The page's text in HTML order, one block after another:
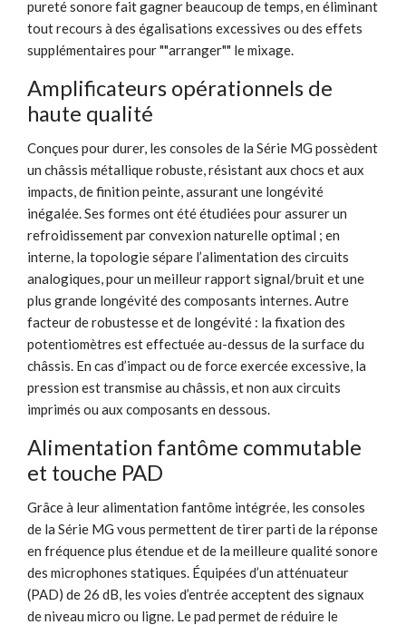
pureté sonore fait gagner beaucoup de temps, en éliminant
tout recours à des égalisations excessives ou des effets
supplémentaires pour ""arranger"" le mixage.
Amplificateurs opérationnels de
haute qualité
Conçues pour durer, les consoles de la Série MG possèdent
un châssis métallique robuste, résistant aux chocs et aux
impacts, de finition peinte, assurant une longévité
inégalée. Ses formes ont été étudiées pour assurer un
refroidissement par convexion naturelle optimal ; en
interne, la topologie sépare l’alimentation des circuits
analogiques, pour un meilleur rapport signal/bruit et une
plus grande longévité des composants internes. Autre
facteur de robustesse et de longévité : la fixation des
potentiomètres est effectuée au-dessus de la surface du
châssis. En cas d’impact ou de force exercée excessive, la
pression est transmise au châssis, et non aux circuits
imprimés ou aux composants en dessous.
Alimentation fantôme commutable
et touche PAD
Grâce à leur alimentation fantôme intégrée, les consoles
de la Série MG vous permettent de tirer parti de la réponse
en fréquence plus étendue et de la meilleure qualité sonore
des microphones statiques. Équipées d’un atténuateur
(PAD) de 26 dB, les voies d’entrée acceptent des signaux
de niveau micro ou ligne. Le pad permet de réduire le